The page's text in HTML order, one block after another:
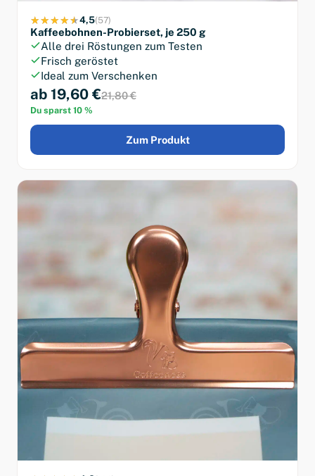
4,5(57)
Kaffeebohnen-Probierset, je 250 g
Alle drei Röstungen zum Testen
Frisch geröstet
Ideal zum Verschenken
ab 19,60 €21,80 €
Du sparst 10 %
Zum Produkt